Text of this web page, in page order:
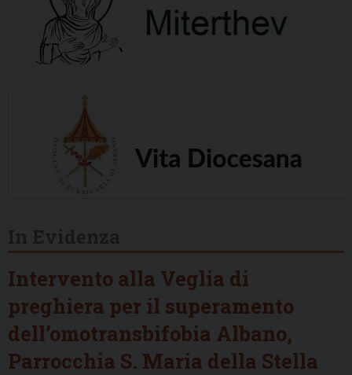
Intervento alla Veglia di
preghiera per il superamento
dell’omotransbifobia Albano,
Parrocchia S. Maria della Stella